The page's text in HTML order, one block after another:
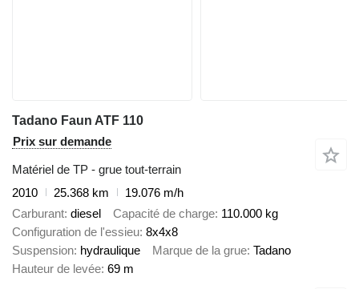
Tadano Faun ATF 110
Prix sur demande
Matériel de TP - grue tout-terrain
2010
25.368 km
19.076 m/h
Carburant diesel Capacité de charge 110.000 kg
Configuration de l'essieu 8x4x8
Suspension hydraulique Marque de la grue Tadano
Hauteur de levée 69 m